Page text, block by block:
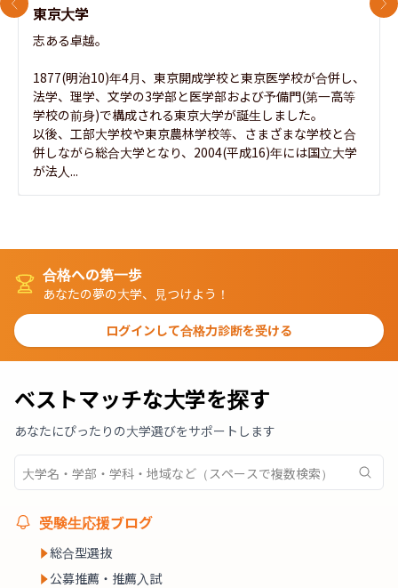
東京大学
志ある卓越。
1877(明治10)年4月、東京開成学校と東京医学校が合併し、
法学、理学、文学の3学部と医学部および予備門(第一高等
学校の前身)で構成される東京大学が誕生しました。
以後、工部大学校や東京農林学校等、さまざまな学校と合
併しながら総合大学となり、2004(平成16)年には国立大学
が法人...
前のスライド 次
合格への第一歩
あなたの夢の大学、見つけよう！
ログインして合格力診断を受ける
ベストマッチな大学を探す
あなたにぴったりの大学選びをサポートします
受験生応援ブログ
総合型選抜
公募推薦・推薦入試